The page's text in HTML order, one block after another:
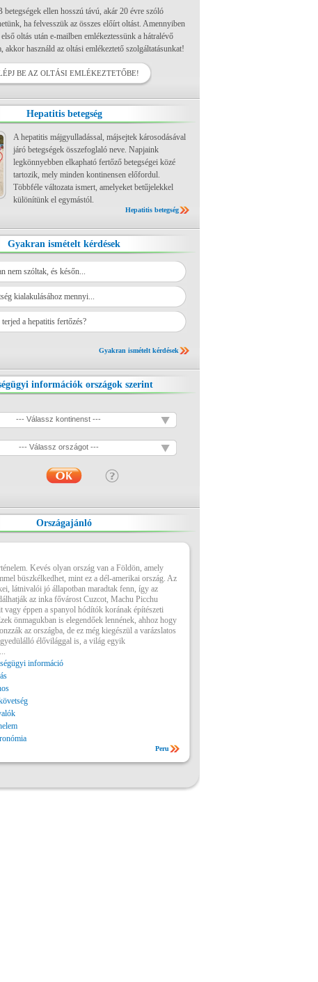
betegségek ellen hosszú távú, akár 20 évre szóló
ha felvesszük az összes előírt oltást. Amennyiben
oltás után e-mailben emlékeztessünk a hátralévő
akkor használd az oltási emlékeztető szolgáltatásunkat!
BE AZ OLTÁSI EMLÉKEZTETŐBE!
Hepatitis betegség
A hepatitis májgyulladással, májsejtek károsodásával
járó betegségek összefoglaló neve. Napjaink
legkönnyebben elkapható fertőző betegségei közé
tartozik, mely minden kontinensen előfordul.
Többféle változata ismert, amelyeket betűjelekkel
különítünk el egymástól.
Hepatitis betegség
Gyakran ismételt kérdések
nem szóltak, és későn...
kialakulásához mennyi...
a hepatitis fertőzés?
Gyakran ismételt kérdések
információk országok szerint
--- Válassz kontinenst ---
--- Válassz országot ---
Országajánló
Kevés olyan ország van a Földön, amely
büszkélkedhet, mint ez a dél-amerikai ország. Az
látnivalói jó állapotban maradtak fenn, így az
az inka fővárost Cuzcot, Machu Picchu
vagy éppen a spanyol hódítók korának építészeti
önmagukban is elegendőek lennének, ahhoz hogy
az országba, de ez még kiegészül a varázslatos
élővilággal is, a világ egyik
információ
Peru